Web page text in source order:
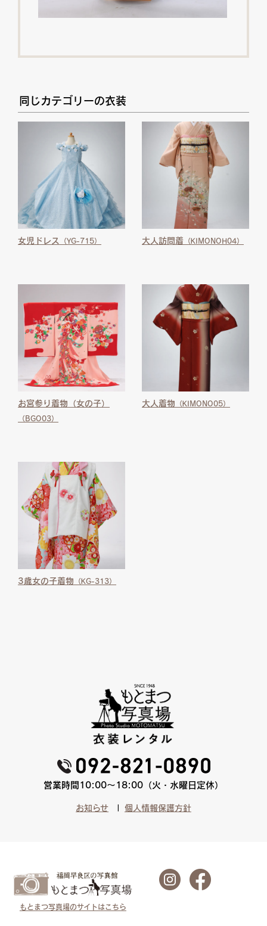
同じカテゴリーの衣装
女児ドレス （YG-715） 大人訪問着 （KIMONOH04）
お宮参り着物（女の子）
（BGO03）
大人着物 （KIMONO05）
3歳女の子着物 （KG-313）
営業時間10:00〜18:00（火・水曜日定休）
お知らせ 個人情報保護方針
もとまつ写真場のサイトはこちら